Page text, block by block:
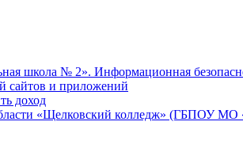
школа № 2». Информационная
сайтов и приложений
доход
«Щелковский колледж» (ГБПОУ